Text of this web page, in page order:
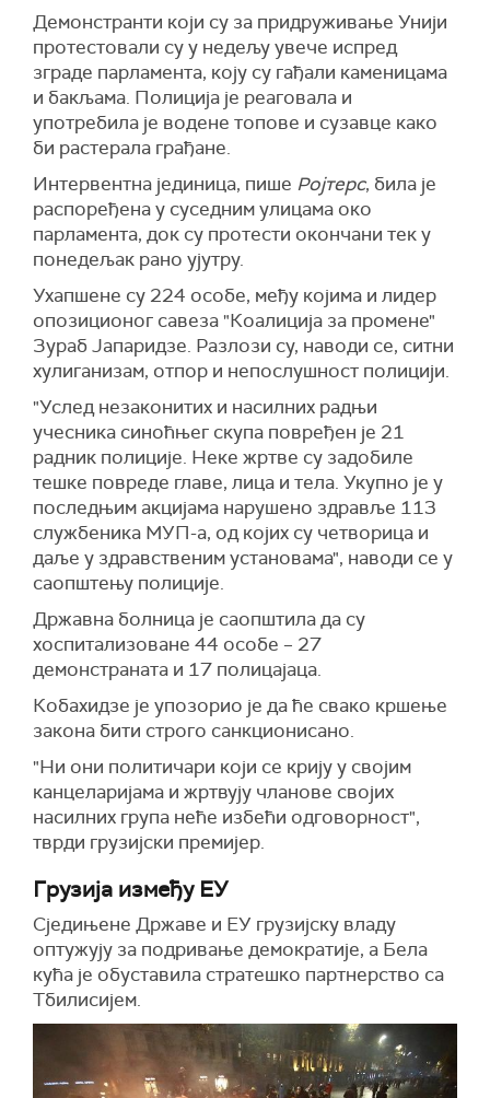
Демонстранти који су за придруживање Унији
протестовали су у недељу увече испред
зграде парламента, коју су гађали каменицама
и бакљама. Полиција је реаговала и
употребила је водене топове и сузавце како
би растерала грађане.
Интервентна јединица, пише Ројтерс, била је
распоређена у суседним улицама око
парламента, док су протести окончани тек у
понедељак рано ујутру.
Ухапшене су 224 особе, међу којима и лидер
опозиционог савеза "Коалиција за промене"
Зураб Јапаридзе. Разлози су, наводи се, ситни
хулиганизам, отпор и непослушност полицији.
"Услед незаконитих и насилних радњи
учесника синоћњег скупа повређен је 21
радник полиције. Неке жртве су задобиле
тешке повреде главе, лица и тела. Укупно је у
последњим акцијама нарушено здравље 113
службеника МУП-а, од којих су четворица и
даље у здравственим установама", наводи се у
саопштењу полиције.
Државна болница је саопштила да су
хоспитализоване 44 особе – 27
демонстраната и 17 полицајаца.
Кобахидзе је упозорио је да ће свако кршење
закона бити строго санкционисано.
"Ни они политичари који се крију у својим
канцеларијама и жртвују чланове својих
насилних група неће избећи одговорност",
тврди грузијски премијер.
Грузија између ЕУ
Сједињене Државе и ЕУ грузијску владу
оптужују за подривање демократије, а Бела
кућа је обуставила стратешко партнерство са
Тбилисијем.